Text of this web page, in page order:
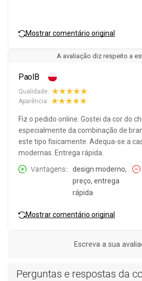
Mostrar comentário original
A avaliação diz respeito a
PaolB
Qualidade:
Aparência:
Fiz o pedido online. Gostei da cor do
especialmente da combinação de
este tipo fisicamente. Adequa-se a
modernas. Entrega rápida.
Vantagens:
design moderno,
preço, entrega
rápida
Mostrar comentário original
Escreva a sua
Perguntas e respostas da